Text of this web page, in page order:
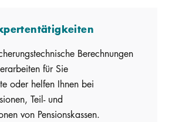
Berechnungen
für Sie
oder helfen Ihnen bei
Teil- und
von Pensionskassen.